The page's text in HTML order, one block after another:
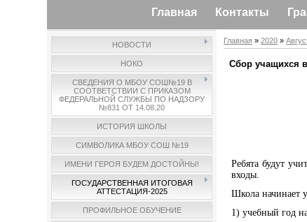
Главная Контакты
НОВОСТИ
НОКО
СВЕДЕНИЯ О МБОУ СОШ№19 В
СООТВЕТСТВИИ С ПРИКАЗОМ
ФЕДЕРАЛЬНОЙ СЛУЖБЫ ПО НАДЗОРУ
№831 ОТ 14.08.20
ИСТОРИЯ ШКОЛЫ
СИМВОЛИКА МБОУ СОШ №19
ИМЕНИ ГЕРОЯ БУДЕМ ДОСТОЙНЫ!
ГОСУДАРСТВЕННАЯ ИТОГОВАЯ
АТТЕСТАЦИЯ-2025
ПРОФИЛЬНОЕ ОБУЧЕНИЕ
Главная »2020 »
Сбор учащихся
Ребята будут
входы.
Школа начинает
1) учебный год